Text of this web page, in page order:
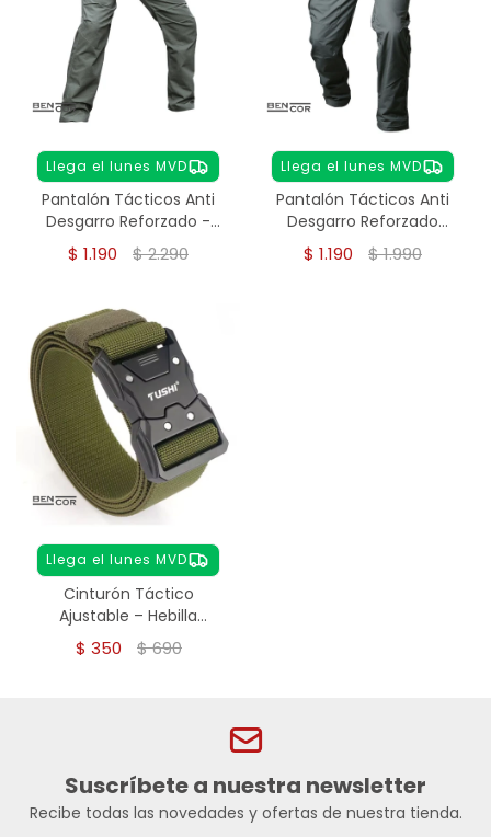
Llega el lunes MVD
Pantalón Tácticos Anti
Desgarro Reforzado -
Impermeable verde
$ 1.190 $2.290
Llega el lunes MVD
Pantalón Tácticos Anti
Desgarro Reforzado
BENCOR - VERDE
$ 1.190 $1.990
Llega el lunes MVD
Cinturón Táctico
Ajustable – Hebilla
Metálica Rápida - VERDE
$ 350 $690
Suscríbete a nuestra newsletter
Recibe todas las novedades y ofertas de nuestra tienda.